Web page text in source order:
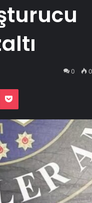
0 0
Pocket